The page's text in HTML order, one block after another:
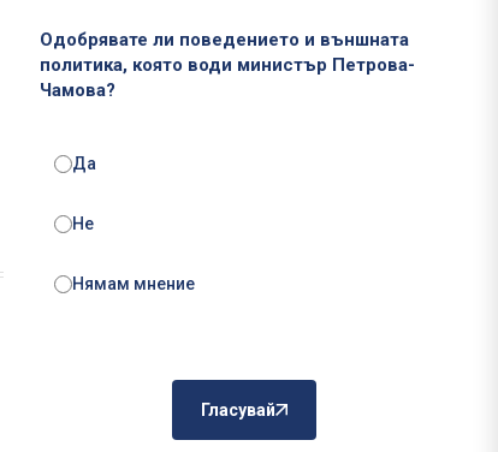
Одобрявате ли поведението и външната
политика, която води министър Петрова-
Чамова?
Да
Не
Нямам мнение
Гласувай